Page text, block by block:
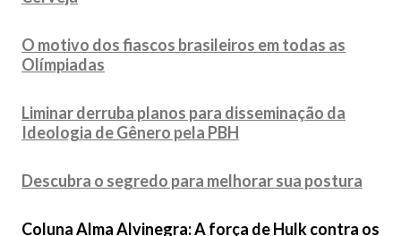
O motivo dos fiascos brasileiros em todas as
Olímpiadas
Liminar derruba planos para disseminação da
Ideologia de Gênero pela PBH
Descubra o segredo para melhorar sua postura
Coluna Alma Alvinegra:A força de Hulk contra os